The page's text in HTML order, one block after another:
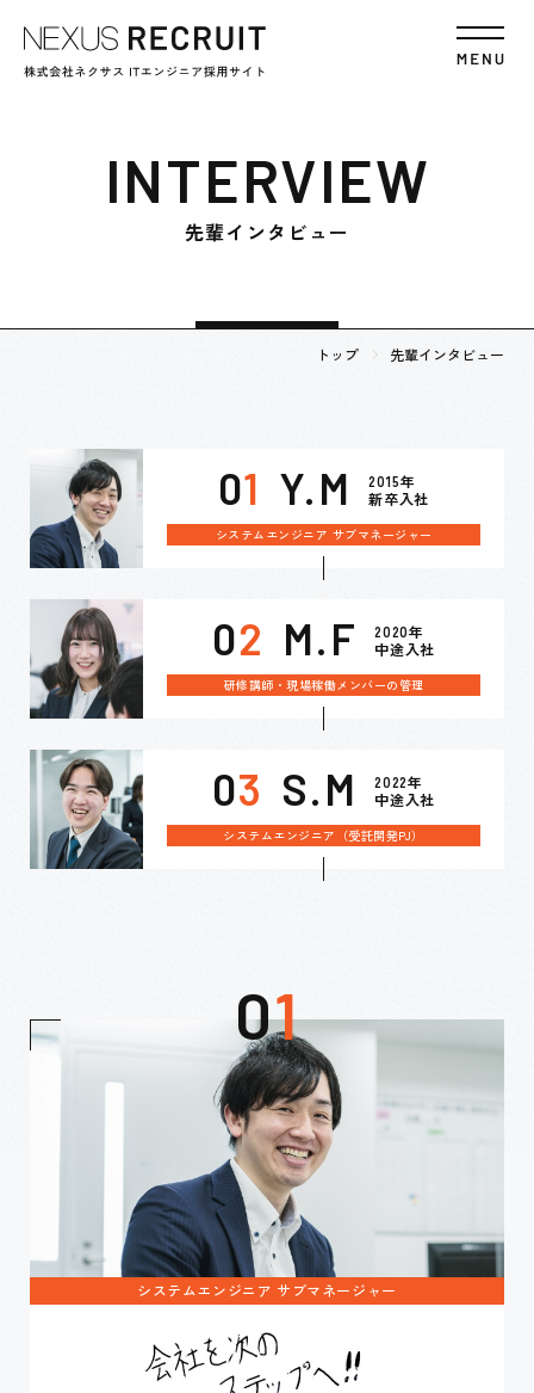
INTERVIEW
先輩インタビュー
トップ 先輩インタビュー
01
2015年
新卒入社
Y.M
システムエンジニア サブマネージャー
02
2020年
中途入社
M.F
研修講師・現場稼働メンバーの管理
03
2022年
中途入社
S.M
システムエンジニア（受託開発PJ）
01
システムエンジニア サブマネージャー